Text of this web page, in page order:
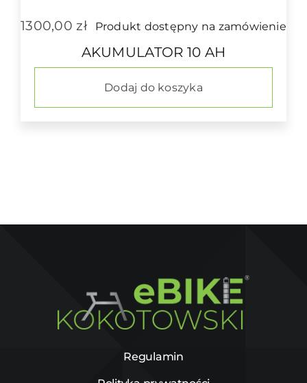
1300,00zł Produkt dostępny na zamówienie
AKUMULATOR 10 AH
Dodaj do koszyka
Regulamin